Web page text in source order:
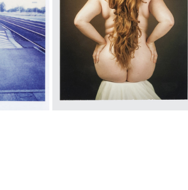
l'autre
À MON CORPS
[ 2008 – 2019 ]